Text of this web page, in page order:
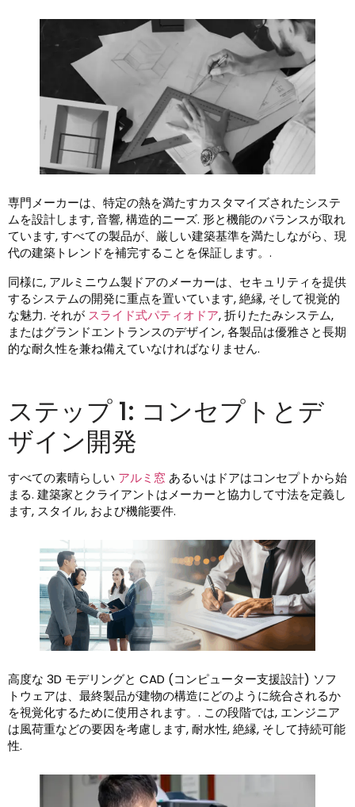
専門メーカーは、特定の熱を満たすカスタマイズされたシステ
ムを設計します, 音響, 構造的ニーズ. 形と機能のバランスが取れ
ています, すべての製品が、厳しい建築基準を満たしながら、現
代の建築トレンドを補完することを保証します。.
同様に, アルミニウム製ドアのメーカーは、セキュリティを提供
するシステムの開発に重点を置いています, 絶縁, そして視覚的
な魅力. それが スライド式パティオドア, 折りたたみシステム,
またはグランドエントランスのデザイン, 各製品は優雅さと長期
的な耐久性を兼ね備えていなければなりません.
ステップ 1: コンセプトとデ
ザイン開発
すべての素晴らしい アルミ窓 あるいはドアはコンセプトから始
まる. 建築家とクライアントはメーカーと協力して寸法を定義し
ます, スタイル, および機能要件.
高度な 3D モデリングと CAD (コンピューター支援設計) ソフ
トウェアは、最終製品が建物の構造にどのように統合されるか
を視覚化するために使用されます。. この段階では, エンジニア
は風荷重などの要因を考慮します, 耐水性, 絶縁, そして持続可能
性.